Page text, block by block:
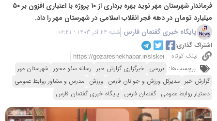
فرماندار شهرستان مهر نوید بهره برداری از ۱۰ پروژه با اعتباری افزون بر ۵۰
میلیارد تومان در دهه فجر انقلاب اسلامی در شهرستان مهر را داد.
پایگاه خبری گفتمان فارس شنبه 24 آذر 1403 - 06:41
اشتراک گذاری:
لینک کوتاه
برچسب‌ها: بررسی خبرگزاری گزارش خبر رسانه سئو محور شهرستان مهر
گزارش خبر مدیرکل ورزش و جوانان فارس ورزش مدرس و مشاور روابط عمومی
دستیار روابط عمومی گفتمان فارس پایگاه خبری گفتمان فارس